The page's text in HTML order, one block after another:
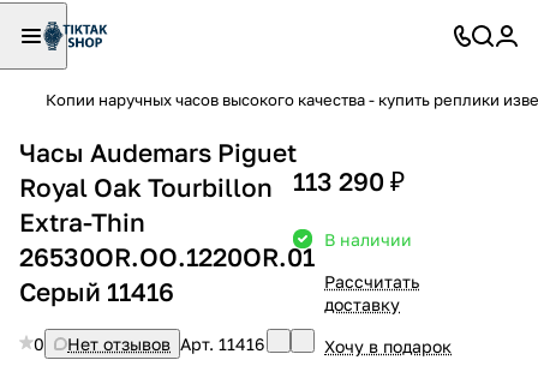
Копии наручных часов высокого качества - купить реплики
Часы Audemars Piguet
Royal Oak Tourbillon
Extra-Thin
26530OR.OO.1220OR.01
Серый 11416
0 Нет отзывов Арт. 11416
113 290 ₽
В наличии
Рассчитать
доставку
Хочу в подарок